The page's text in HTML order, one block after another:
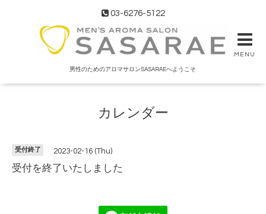
03-6276-5122
MENU
男性のためのアロマサロンSASARAEへようこそ
カレンダー
受付終了 2023-02-16 (Thu)
受付を終了いたしました